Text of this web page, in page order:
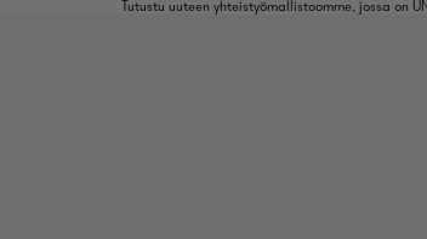
Tutustu uuteen yhteistyömallistoomme, jossa on